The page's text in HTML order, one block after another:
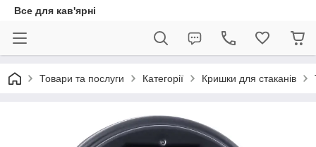
Все для кав'ярні
Товари та послуги Категорії Кришки для стаканів